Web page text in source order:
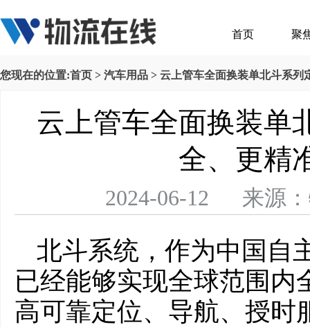
首页 聚
您现在的位置:首页 > 汽车用品 > 云上管车全面换装单北斗系列
云上管车全面换装单
全、更精
2024-06-12 来源
北斗系统，作为中国自
已经能够实现全球范围内
高可靠定位、导航、授时